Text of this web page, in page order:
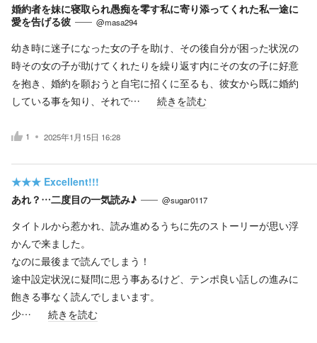
婚約者を妹に寝取られ愚痴を零す私に寄り添ってくれた私一途に
愛を告げる彼
@masa294
幼き時に迷子になった女の子を助け、その後自分が困った状況の
時その女の子が助けてくれたりを繰り返す内にその女の子に好意
を抱き、婚約を願おうと自宅に招くに至るも、彼女から既に婚約
している事を知り、それで…
続きを読む
1 2025年1月15日 16:28
★★★ Excellent!!!
あれ？…二度目の一気読み♪
@sugar0117
タイトルから惹かれ、読み進めるうちに先のストーリーが思い浮
かんで来ました。
なのに最後まで読んでしまう！
途中設定状況に疑問に思う事あるけど、テンポ良い話しの進みに
飽きる事なく読んでしまいます。
少…
続きを読む